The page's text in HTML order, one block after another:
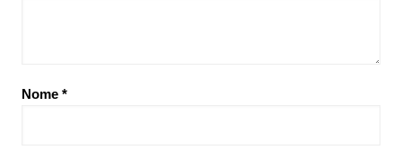
Nome *